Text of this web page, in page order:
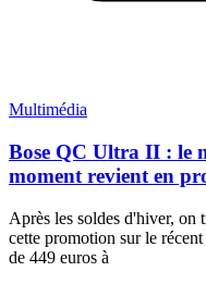
Multimédia
Bose QC Ultra II : le
moment revient en
Après les soldes d'hiver, on
cette promotion sur le
de 449 euros à